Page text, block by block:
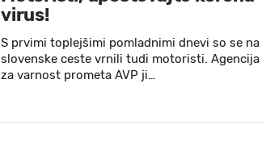
virus!
S prvimi toplejšimi pomladnimi dnevi so se na
slovenske ceste vrnili tudi motoristi. Agencija
za varnost prometa AVP ji…